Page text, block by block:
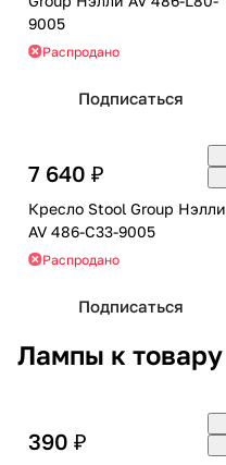
9005
Распродано
Подписаться
7 640 ₽
Кресло Stool Group Нэлли
AV 486-C33-9005
Распродано
Подписаться
Лампы к товару
390 ₽